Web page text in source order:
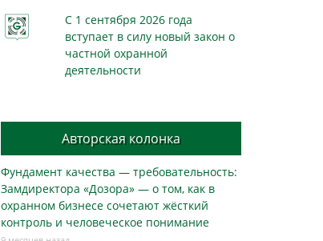
С 1 сентября 2026 года
вступает в силу новый закон о
частной охранной
деятельности
Авторская колонка
Фундамент качества — требовательность:
Замдиректора «Дозора» — о том, как в
охранном бизнесe сочетают жёсткий
контроль и человеческое понимание